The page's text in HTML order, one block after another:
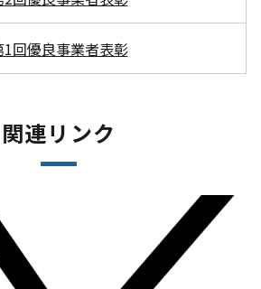
1回優良事業者表彰
関連リンク